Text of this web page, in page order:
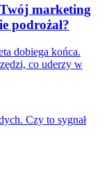
marketing
podrożał?
dobiega końca.
co uderzy w